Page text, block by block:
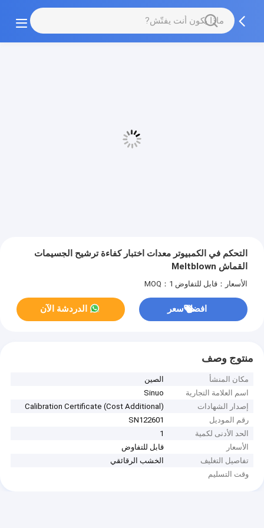
التحكم في الكمبيوتر معدات اختبار كفاءة ترشيح الجسيمات
القماش Meltblown
الأسعار：قابل للتفاوض MOQ：1
افضل سعر الدردشة الآن
منتوج وصف
مكان المنشأ
الصين
اسم العلامة التجارية
Sinuo
إصدار الشهادات
Calibration Certificate (Cost Additional)
رقم الموديل
SN122601
الحد الأدنى لكمية
1
الأسعار
قابل للتفاوض
تفاصيل التغليف
الخشب الرقائقي
وقت التسليم